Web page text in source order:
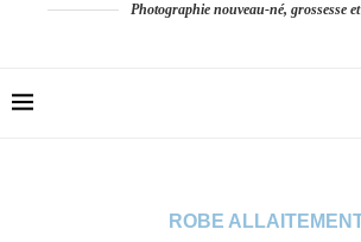
Photographie nouveau-né, grossesse
ROBE